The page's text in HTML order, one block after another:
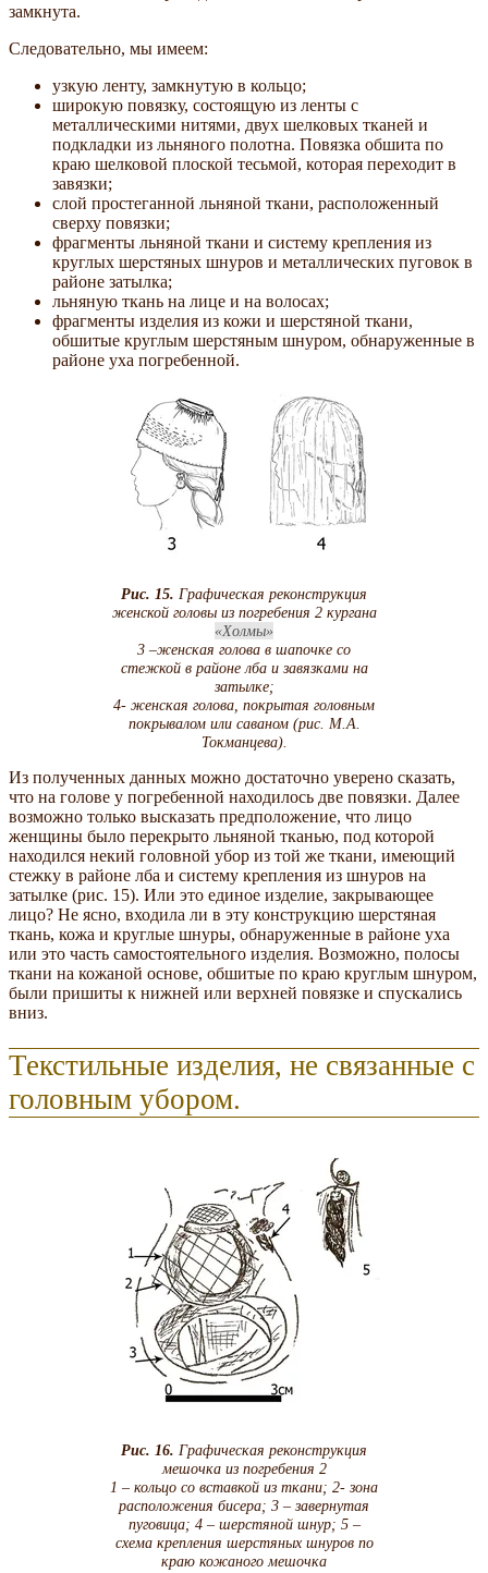
замкнута.
Следовательно, мы имеем:
узкую ленту, замкнутую в кольцо;
широкую повязку, состоящую из ленты с
металлическими нитями, двух шелковых тканей и
подкладки из льняного полотна. Повязка обшита по
краю шелковой плоской тесьмой, которая переходит в
завязки;
слой простеганной льняной ткани, расположенный
сверху повязки;
фрагменты льняной ткани и систему крепления из
круглых шерстяных шнуров и металлических пуговок в
районе затылка;
льняную ткань на лице и на волосах;
фрагменты изделия из кожи и шерстяной ткани,
обшитые круглым шерстяным шнуром, обнаруженные в
районе уха погребенной.
Рис. 15. Графическая реконструкция
женской головы из погребения 2 кургана
Холмы
3 –женская голова в шапочке со
стежкой в районе лба и завязками на
затылке;
4- женская голова, покрытая головным
покрывалом или саваном (рис. М.А.
Токманцева).
Из полученных данных можно достаточно уверено сказать,
что на голове у погребенной находилось две повязки. Далее
возможно только высказать предположение, что лицо
женщины было перекрыто льняной тканью, под которой
находился некий головной убор из той же ткани, имеющий
стежку в районе лба и систему крепления из шнуров на
затылке (рис. 15). Или это единое изделие, закрывающее
лицо? Не ясно, входила ли в эту конструкцию шерстяная
ткань, кожа и круглые шнуры, обнаруженные в районе уха
или это часть самостоятельного изделия. Возможно, полосы
ткани на кожаной основе, обшитые по краю круглым шнуром,
были пришиты к нижней или верхней повязке и спускались
вниз.
Текстильные изделия, не связанные с
головным убором.
Рис. 16. Графическая реконструкция
мешочка из погребения 2
1 – кольцо со вставкой из ткани; 2- зона
расположения бисера; 3 – завернутая
пуговица; 4 – шерстяной шнур; 5 –
схема крепления шерстяных шнуров по
краю кожаного мешочка